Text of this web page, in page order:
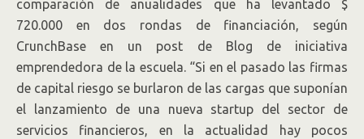
comparación de anualidades que ha levantado $
720.000 en dos rondas de financiación, según
CrunchBase en un post de Blog de iniciativa
emprendedora de la escuela. “Si en el pasado las firmas
de capital riesgo se burlaron de las cargas que suponían
el lanzamiento de una nueva startup del sector de
servicios financieros, en la actualidad hay pocos